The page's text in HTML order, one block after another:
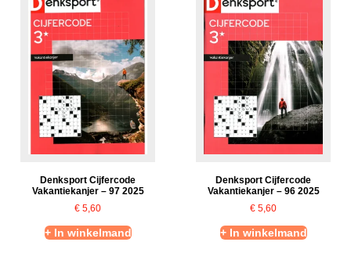
Denksport Cijfercode
Vakantiekanjer – 97 2025
€ 5,60
+ In winkelmand
Denksport Cijfercode
Vakantiekanjer – 96 2025
€ 5,60
+ In winkelmand